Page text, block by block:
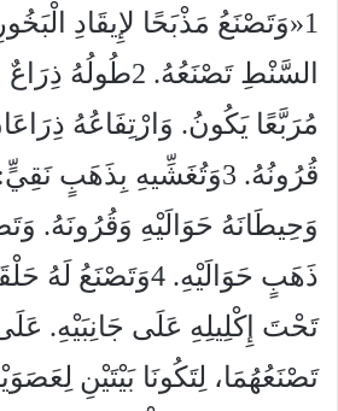
1«وَتَصْنَعُ مَذْبَحًا لإِيقَادِ
السَّنْطِ تَصْنَعُهُ.
مُرَبَّعًا يَكُونُ. وَارْتِفَاعُهُ
قُرُونُهُ. 3وَتُغَشِّيهِ بِذَهَبٍ
وَحِيطَانَهُ حَوَالَيْهِ وَقُرُونَهُ.
ذَهَبٍ حَوَالَيْهِ.
تَحْتَ إِكْلِيلِهِ عَلَى جَانِبَيْهِ.
تَصْنَعُهُمَا، لِتَكُونَا بَيْتَيْنِ